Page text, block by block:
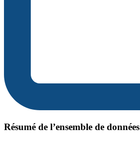
Résumé de l’ensemble de données